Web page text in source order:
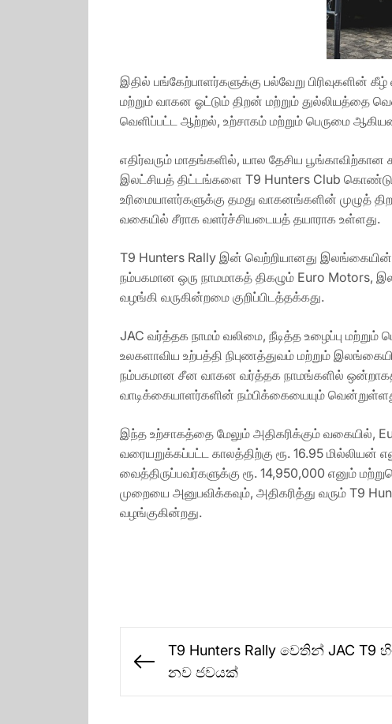
இதில் பங்கேற்பாளர்களுக்கு பல்வேறு பிரிவுகளின்
மற்றும் வாகன ஓட்டும் திறன் மற்றும் துல்லியத்தை
வெளிப்பட்ட ஆற்றல், உற்சாகம் மற்றும் பெருமை
எதிர்வரும் மாதங்களில், யால தேசிய
இலட்சியத் திட்டங்களை T9 Hunters Club
உரிமையாளர்களுக்கு தமது வாகனங்களின் முழுத்
வகையில் சீராக வளர்ச்சியடையத் தயாராக உள்ளது.
T9 Hunters Rally இன் வெற்றியானது இலங்கையின்
நம்பகமான ஒரு நாமமாகத் திகழும் Euro Motors,
வழங்கி வருகின்றமை குறிப்பிடத்தக்கது.
JAC வர்த்தக நாமம் வலிமை, நீடித்த உழைப்பு
உலகளாவிய உற்பத்தி நிபுணத்துவம் மற்றும்
நம்பகமான சீன வாகன வர்த்தக நாமங்களில்
வாடிக்கையாளர்களின் நம்பிக்கையையும்
இந்த உற்சாகத்தை மேலும் அதிகரிக்கும் வகையில்,
வரையறுக்கப்பட்ட காலத்திற்கு ரூ. 16.95
வைத்திருப்பவர்களுக்கு ரூ. 14,950,000 எனும்
முறையை அனுபவிக்கவும், அதிகரித்து வரும் T9
வழங்குகின்றது.
navigation
Previous
T9 Hunters Rally වෙතින් JAC T9
නව ජවයක්